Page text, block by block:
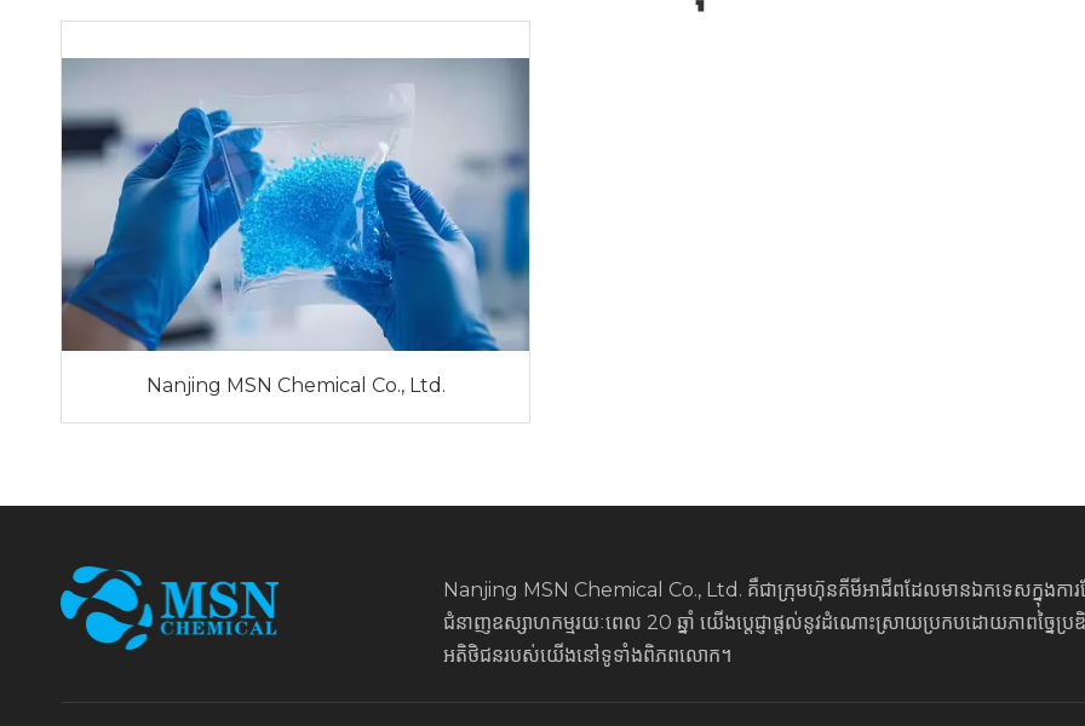
Nanjing MSN Chemical Co., Ltd.
Nanjing MSN Chemical Co., Ltd. គឺជាក្រុមហ៊ុនគីមីអាជីពដែលមានឯកទេសក្នុ
ជំនាញឧស្សាហកម្មរយៈពេល 20 ឆ្នាំ យើងប្តេជ្ញាផ្តល់នូវដំណោះស្រាយប្រកបដោយភាពច្នៃប្រ
អតិថិជនរបស់យើងនៅទូទាំងពិភពលោក។